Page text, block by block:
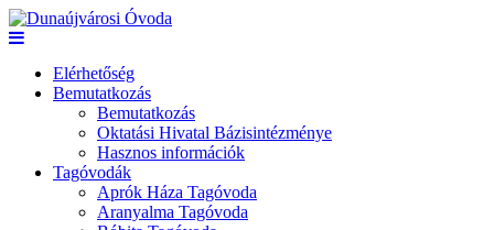
Elérhetőség
Bemutatkozás
Bemutatkozás
Oktatási Hivatal Bázisintézménye
Hasznos információk
Tagóvodák
Aprók Háza Tagóvoda
Aranyalma Tagóvoda